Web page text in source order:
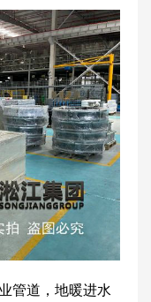
管道，地暖进水